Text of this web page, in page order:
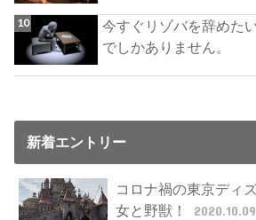
今すぐリゾバを辞めた
でしかありません。
新着エントリー
コロナ禍の東京ディ
女と野獣！
2020.10.09